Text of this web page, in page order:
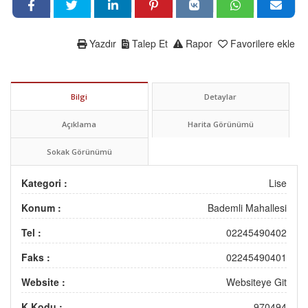
Favorilere ekle
Rapor
Talep Et
Yazdır
Bilgi Detaylar
Açıklama Harita Görünümü
Sokak Görünümü
Kategori :
Lise
Konum :
Bademli Mahallesi
Tel :
02245490402
Faks :
02245490401
Website :
Websiteye Git